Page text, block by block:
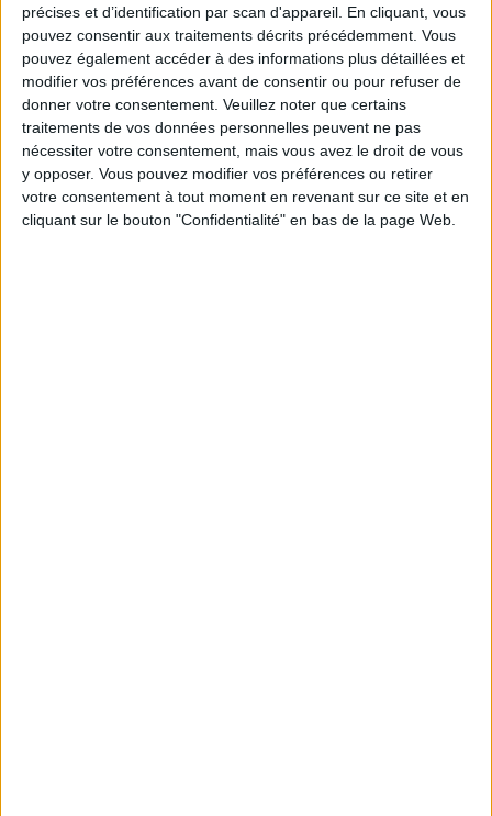
précises et d’identification par scan d'appareil. En cliquant, vous
pouvez consentir aux traitements décrits précédemment. Vous
pouvez également accéder à des informations plus détaillées et
modifier vos préférences avant de consentir ou pour refuser de
donner votre consentement. Veuillez noter que certains
traitements de vos données personnelles peuvent ne pas
nécessiter votre consentement, mais vous avez le droit de vous
y opposer. Vous pouvez modifier vos préférences ou retirer
votre consentement à tout moment en revenant sur ce site et en
cliquant sur le bouton "Confidentialité" en bas de la page Web.
Combien de kilos souhaitez-vous perdre ?
Moins de
De 5 à 10
Plus de
10 kilos